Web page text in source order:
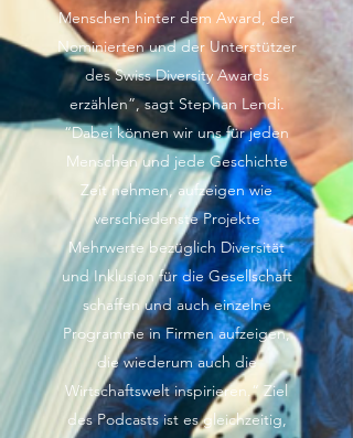
Menschen hinter dem Award, der
Nominierten und der Unterstützer
des Swiss Diversity Awards
erzählen”, sagt Stephan Lendi.
“Dabei können wir uns für jeden
Menschen und jede Geschichte
Zeit nehmen, aufzeigen wie
verschiedenste Projekte
Mehrwerte bezüglich Diversität
und Inklusion für die Gesellschaft
schaffen und auch einzelne
Programme in Firmen aufzeigen,
die wiederum auch die
Wirtschaftswelt inspirieren.“ Ziel
des Podcasts ist es gleichzeitig,